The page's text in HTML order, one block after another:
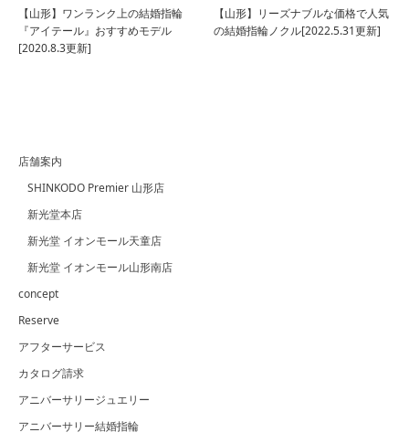
【山形】ワンランク上の結婚指輪
『アイテール』おすすめモデル
[2020.8.3更新]
【山形】リーズナブルな価格で人気
の結婚指輪ノクル[2022.5.31更新]
店舗案内
SHINKODO Premier 山形店
新光堂本店
新光堂 イオンモール天童店
新光堂 イオンモール山形南店
concept
Reserve
アフターサービス
カタログ請求
アニバーサリージュエリー
アニバーサリー結婚指輪